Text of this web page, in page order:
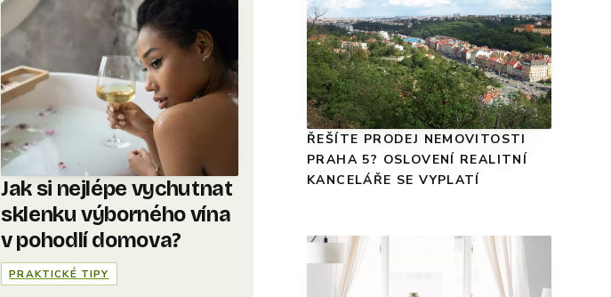
Jak si nejlépe vychutnat
sklenku výborného vína
v pohodlí domova?
PRAKTICKÉ TIPY
ŘEŠÍTE PRODEJ NEMOVITOSTI
PRAHA 5? OSLOVENÍ REALITNÍ
KANCELÁŘE SE VYPLATÍ